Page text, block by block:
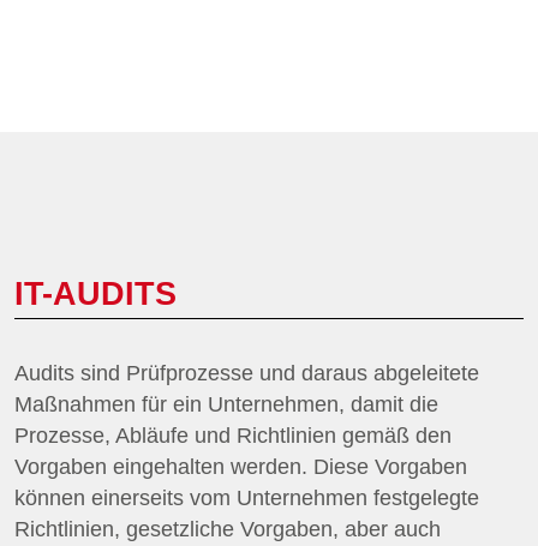
IT-AUDITS
Audits sind Prüfprozesse und daraus abgeleitete
Maßnahmen für ein Unternehmen, damit die
Prozesse, Abläufe und Richtlinien gemäß den
Vorgaben eingehalten werden. Diese Vorgaben
können einerseits vom Unternehmen festgelegte
Richtlinien, gesetzliche Vorgaben, aber auch